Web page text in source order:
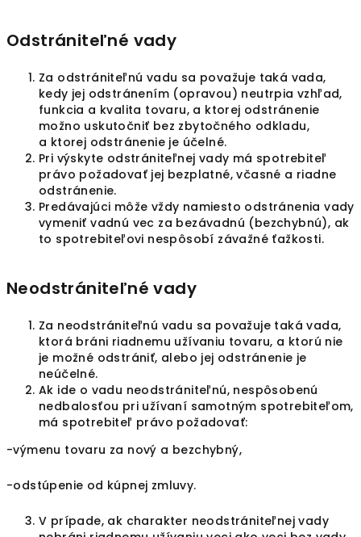
Odstrániteľné vady
Za odstrániteľnú vadu sa považuje taká vada,
kedy jej odstránením (opravou) neutrpia vzhľad,
funkcia a kvalita tovaru, a ktorej odstránenie
možno uskutočniť bez zbytočného odkladu,
a ktorej odstránenie je účelné.
Pri výskyte odstrániteľnej vady má spotrebiteľ
právo požadovať jej bezplatné, včasné a riadne
odstránenie.
Predávajúci môže vždy namiesto odstránenia vady
vymeniť vadnú vec za bezávadnú (bezchybnú), ak
to spotrebiteľovi nespôsobí závažné ťažkosti.
Neodstrániteľné vady
Za neodstrániteľnú vadu sa považuje taká vada,
ktorá bráni riadnemu užívaniu tovaru, a ktorú nie
je možné odstrániť, alebo jej odstránenie je
neúčelné.
Ak ide o vadu neodstrániteľnú, nespôsobenú
nedbalosťou pri užívaní samotným spotrebiteľom,
má spotrebiteľ právo požadovať:
-výmenu tovaru za nový a bezchybný,
-odstúpenie od kúpnej zmluvy.
V prípade, ak charakter neodstrániteľnej vady